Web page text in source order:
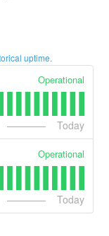
uptime.
Operational
Today
Operational
Today